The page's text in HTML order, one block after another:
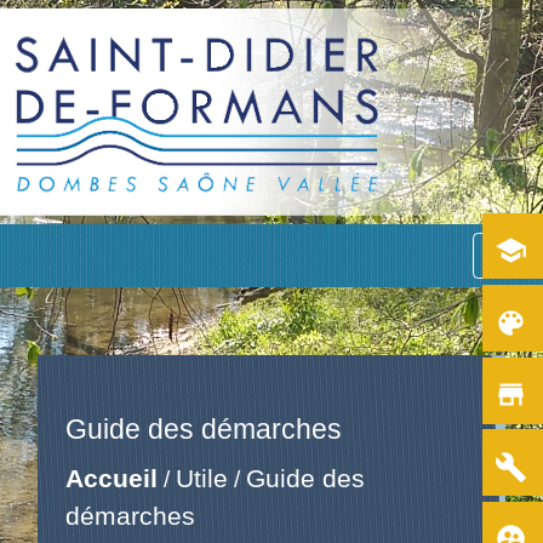
menu
Guide des démarches
Accueil / Utile / Guide des
démarches
school
color_lens
store
build